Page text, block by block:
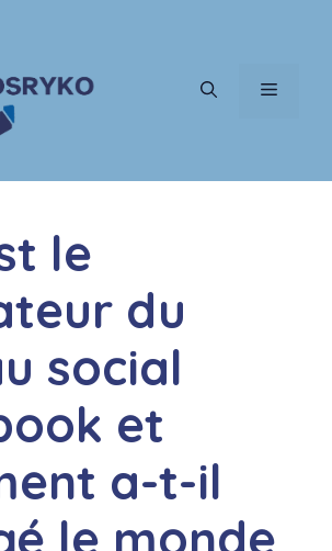
MENU
le
du
social
et
a-t-il
le monde